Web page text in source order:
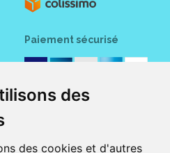
des
des cookies et d'autres
Paiement sécurisé